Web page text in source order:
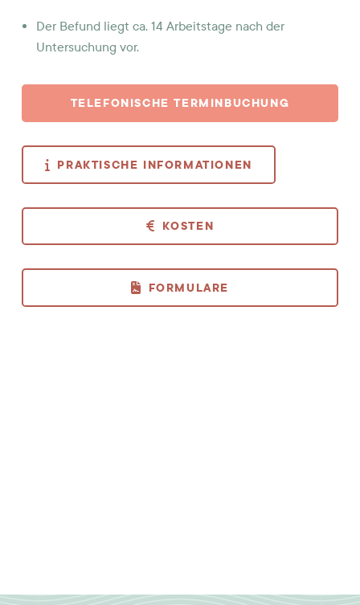
Der Befund liegt ca. 14 Arbeitstage nach der
Untersuchung vor.
TELEFONISCHE TERMINBUCHUNG
PRAKTISCHE INFORMATIONEN
KOSTEN
FORMULARE